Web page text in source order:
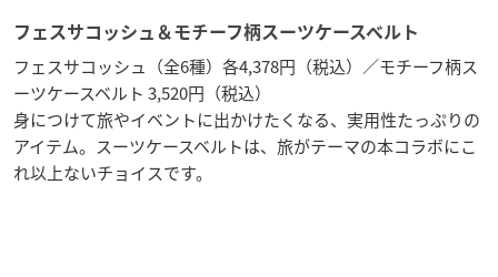
フェスサコッシュ＆モチーフ柄スーツケースベルト
フェスサコッシュ（全6種）各4,378円（税込）／モチーフ柄ス
ーツケースベルト 3,520円（税込）
身につけて旅やイベントに出かけたくなる、実用性たっぷりの
アイテム。スーツケースベルトは、旅がテーマの本コラボにこ
れ以上ないチョイスです。